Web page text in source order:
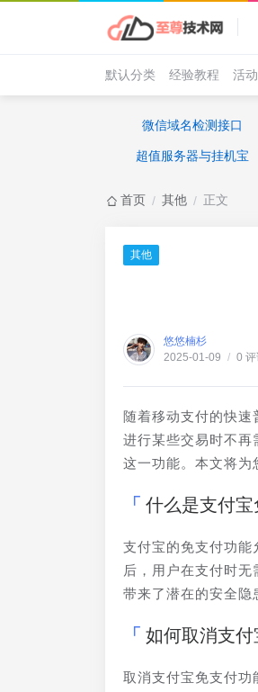
默认分类 经验教程 活
微信域名检测接口
超值服务器与挂机宝
首页 / 其他 / 正文
其他
悠悠楠杉
2025-01-09 / 0
随着移动支付的快速
进行某些交易时不再
这一功能。本文将为
什么是支付
支付宝的免支付功能
后，用户在支付时
带来了潜在的安全隐
如何取消支
取消支付宝免支付功